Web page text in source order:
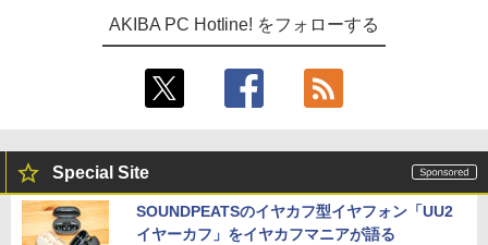
AKIBA PC Hotline! をフォローする
Special Site
SOUNDPEATSのイヤカフ型イヤフォン「UU2
イヤーカフ」をイヤカフマニアが語る